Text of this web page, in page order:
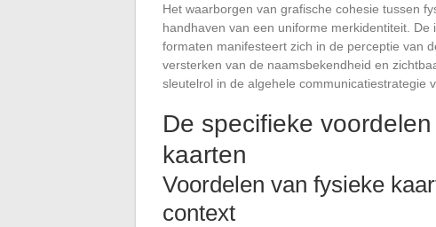
Het waarborgen van grafische cohesie tussen
handhaven van een uniforme merkidentiteit.
formaten manifesteert zich in de perceptie van
versterken van de naamsbekendheid en
sleutelrol in de algehele communicatiestrategie
De specifieke
kaarten
Voordelen van fysieke
context